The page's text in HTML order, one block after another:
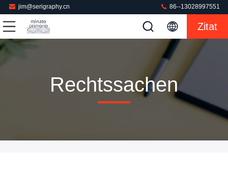
jim@serigraphy.cn 86--13028997551
Zitat
Rechtssachen